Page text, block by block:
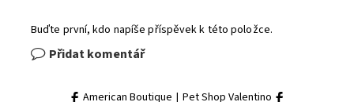
Buďte první, kdo napíše příspěvek k této položce.
Přidat komentář
American Boutique | Pet Shop Valentino